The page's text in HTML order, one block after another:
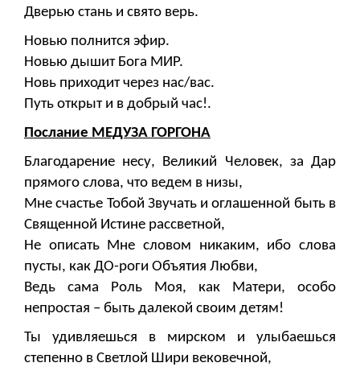
Дверью стань и свято верь.
Новью полнится эфир.
Новью дышит Бога МИР.
Новь приходит через нас/вас.
Путь открыт и в добрый час!.
Послание МЕДУЗА ГОРГОНА
Благодарение несу, Великий Человек, за Дар
прямого слова, что ведем в низы,
Мне счастье Тобой Звучать и оглашенной быть в
Священной Истине рассветной,
Не описать Мне словом никаким, ибо слова
пусты, как ДО-роги Объятия Любви,
Ведь сама Роль Моя, как Матери, особо
непростая – быть далекой своим детям!
Ты удивляешься в мирском и улыбаешься
степенно в Светлой Шири вековечной,